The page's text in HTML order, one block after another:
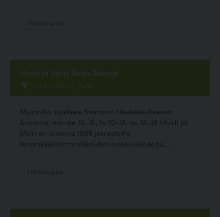
Musti ja Mirri Turku Skanssi
Skanssinkatu 10, Turku
Myymälä sijaitsee Skanssin liikekeskuksessa.
Avoinna: ma–pe 10–21, la 10–18, su 12–18 Musti ja
Mirri on vuonna 1988 perustettu
lemmikkieläintarvikkeiden erikoisliikeketju....